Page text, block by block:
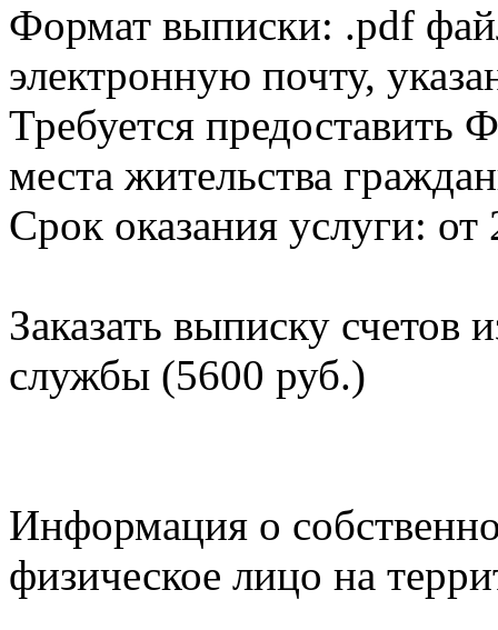
Формат выписки: .pdf
электронную почту,
Требуется
места жительства
Срок оказания услуги: от
Заказать выписку счетов
службы (5600 руб.)
Информация о
физическое лицо на